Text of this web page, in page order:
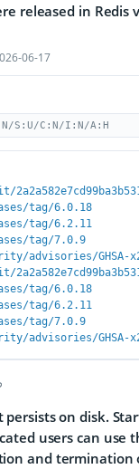
released in Redis
06-17
S:U/C:N/I:N/A:H
tag/6.0.18
tag/6.2.11
tag/7.0.9
advisories/GHSA-
tag/6.0.18
tag/6.2.11
tag/7.0.9
advisories/GHSA-
on disk.
users can use
and termination